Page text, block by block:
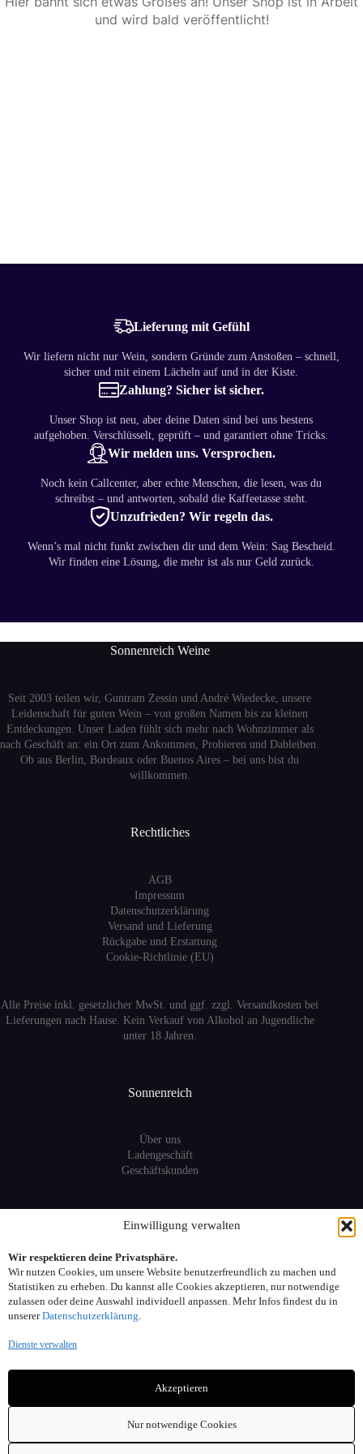
Einwilligung verwalten
Wir respektieren deine Privatsphäre.
Wir nutzen Cookies, um unsere Website benutzerfreundlich zu machen und
Statistiken zu erheben. Du kannst alle Cookies akzeptieren, nur notwendige
zulassen oder deine Auswahl individuell anpassen. Mehr Infos findest du in
unsererDatenschutzerklärung.
Dienste verwalten
Akzeptieren
Nur notwendige Cookies
und wird bald veröffentlicht!
Lieferung mit Gefühl
Wir liefern nicht nur Wein, sondern Gründe zum Anstoßen – schnell,
sicher und mit einem Lächeln auf und in der Kiste.
Zahlung? Sicher ist sicher.
Unser Shop ist neu, aber deine Daten sind bei uns bestens
aufgehoben. Verschlüsselt, geprüft – und garantiert ohne Tricks.
Wir melden uns. Versprochen.
Noch kein Callcenter, aber echte Menschen, die lesen, was du
schreibst – und antworten, sobald die Kaffeetasse steht.
Unzufrieden? Wir regeln das.
Wenn’s mal nicht funkt zwischen dir und dem Wein: Sag Bescheid.
Wir finden eine Lösung, die mehr ist als nur Geld zurück.
Sonnenreich Weine
Seit 2003 teilen wir, Guntram Zessin und André Wiedecke, unsere
Leidenschaft für guten Wein – von großen Namen bis zu kleinen
Entdeckungen. Unser Laden fühlt sich mehr nach Wohnzimmer als
nach Geschäft an: ein Ort zum Ankommen, Probieren und Dableiben.
Ob aus Berlin, Bordeaux oder Buenos Aires – bei uns bist du
willkommen.
Rechtliches
AGB
Impressum
Datenschutzerklärung
Versand und Lieferung
Rückgabe und Erstattung
Cookie-Richtlinie (EU)
Alle Preise inkl. gesetzlicher MwSt. und ggf. zzgl. Versandkosten bei
Lieferungen nach Hause. Kein Verkauf von Alkohol an Jugendliche
unter 18 Jahren.
Sonnenreich
Über uns
Ladengeschäft
Geschäftskunden
Information
Sitemap
FAQ
Adresse: Seelower Strasse 6, 10439 Berlin
Email: info(at)sonnenreich-weine.de